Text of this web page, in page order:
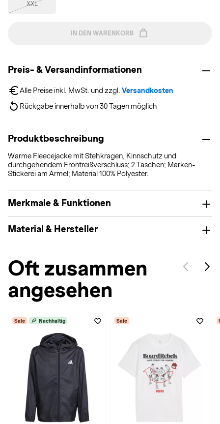
XXL
IN DEN WARENKORB
Preis- & Versandinformationen
Alle Preise inkl. MwSt. und zzgl. Versandkosten
Rückgabe innerhalb von 30 Tagen möglich
Produktbeschreibung
Warme Fleecejacke mit Stehkragen, Kinnschutz und
durchgehendem Frontreißverschluss; 2 Taschen; Marken-
Stickerei am Ärmel; Material 100% Polyester.
Merkmale & Funktionen
Material & Hersteller
Oft zusammen
angesehen
Sale Nachhaltig Sale